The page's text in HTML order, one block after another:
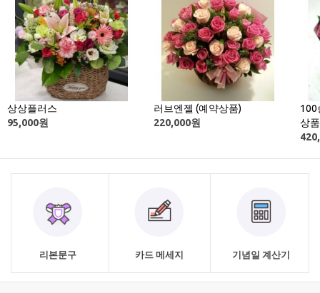
상상플러스
95,000원
러브엔젤 (예약상품)
220,000원
100
상품
리본문구 카드 메세지 기념일 계산기